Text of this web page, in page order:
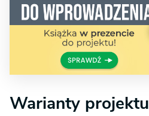
Warianty projektu